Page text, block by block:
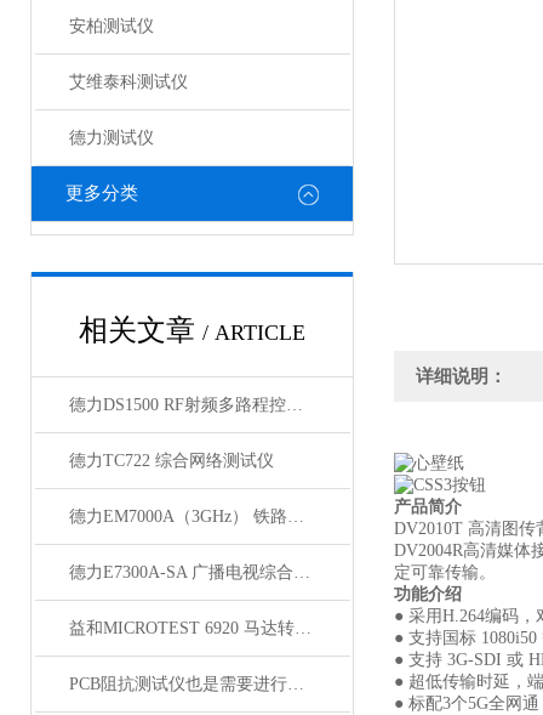
安柏测试仪
艾维泰科测试仪
德力测试仪
更多分类
相关文章 / ARTICLE
德力DS1500 RF射频多路程控开关（1U）
德力TC722 综合网络测试仪
德力EM7000A（3GHz） 铁路漏缆测试仪
德力E7300A-SA 广播电视综合测试仪（300kHz~3GHz）
益和MICROTEST 6920 马达转子测试系统
PCB阻抗测试仪也是需要进行定期维护的
详细说明：
产品简介
DV2010T 高清图传
DV2004R高清媒体
定可靠传输。
功能介绍
● 采用H.264编码，
● 支持国标 1080i50
● 支持 3G-SDI 或
● 超低传输时延，
● 标配3个5G全网